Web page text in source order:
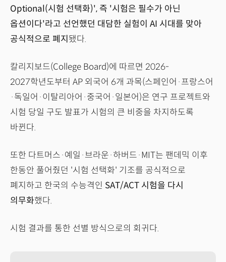
Optional(시험 선택화)', 즉 '시험은 필수가 아닌
옵션이다'라고 선언했던 대담한 실험이 AI 시대를 맞아
공식적으로 폐지 됐다.
칼리지보드(College Board)에 따르면 2026-
2027학년도부터 AP 외국어 6개 과목(스페인어·프랑스어
·독일어·이탈리아어·중국어·일본어)은 연구 프로젝트와
시험 당일 구도 발표가 시험의 큰 비중을 차지하도록
바뀐다.
또한 다트머스·예일·브라운·하버드·MIT는 팬데믹 이후
한동안 풀어줬던 '시험 선택화' 기조를 공식적으로
폐지하고 한국의 수능격인 SAT/ACT 시험을 다시
의무화했다.
시험 결과를 통한 선별 방식으로의 회귀다.